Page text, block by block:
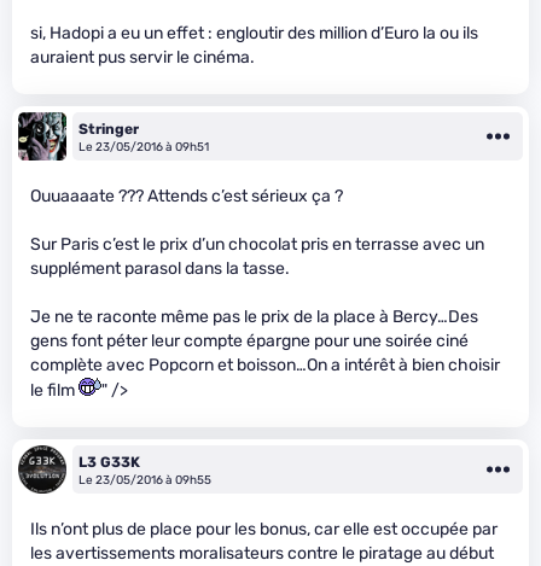
si, Hadopi a eu un effet : engloutir des million d’Euro la ou ils
auraient pus servir le cinéma.
Stringer
Le 23/05/2016 à 09h51
Ouuaaaate ??? Attends c’est sérieux ça ?
Sur Paris c’est le prix d’un chocolat pris en terrasse avec un
supplément parasol dans la tasse.
Je ne te raconte même pas le prix de la place à Bercy…Des
gens font péter leur compte épargne pour une soirée ciné
complète avec Popcorn et boisson…On a intérêt à bien choisir
le film
" />
L3 G33K
Le 23/05/2016 à 09h55
Ils n’ont plus de place pour les bonus, car elle est occupée par
les avertissements moralisateurs contre le piratage au début